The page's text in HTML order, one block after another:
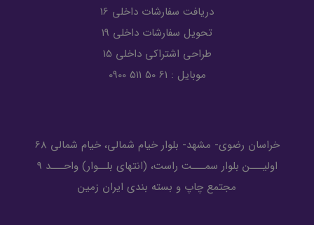
دریافت سفارشات داخلی 16
تحویل سفارشات داخلی 19
طراحی اشتراکی داخلی 15
موبایل : 61 50 511 0900
خراسان رضوی- مشهد- بلوار خیام شمالی، خیام شمالی 68
اولیـــن بلوار سمـــت راست، (انتهای بلــوار) واحـــد 9
مجتمع چاپ و بسته بندی ایران زمین